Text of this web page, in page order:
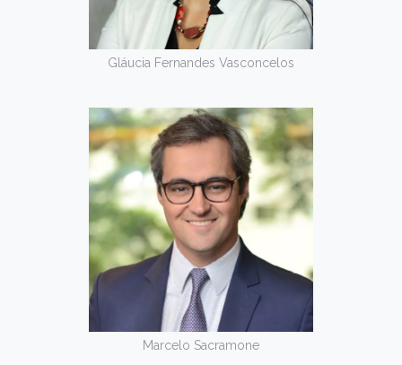
Gláucia Fernandes Vasconcelos
Marcelo Sacramone